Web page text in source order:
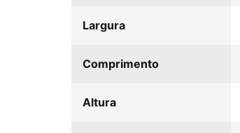
Largura
Comprimento
Altura